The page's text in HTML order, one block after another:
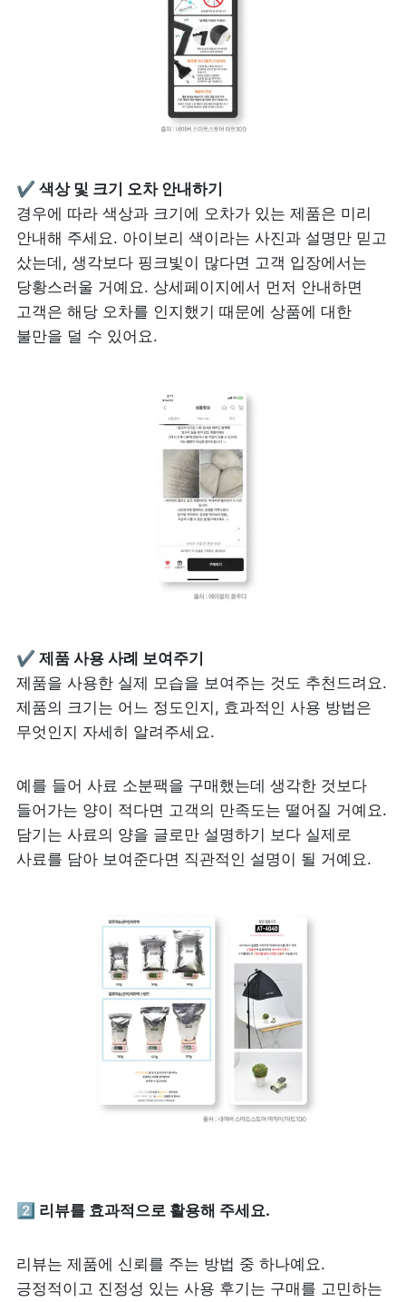
경우에 따라 색상과 크기에 오차가 있는 제품은 미리
안내해 주세요. 아이보리 색이라는 사진과 설명만 믿고
샀는데, 생각보다 핑크빛이 많다면 고객 입장에서는
당황스러울 거예요. 상세페이지에서 먼저 안내하면
고객은 해당 오차를 인지했기 때문에 상품에 대한
불만을 덜 수 있어요.
제품을 사용한 실제 모습을 보여주는 것도 추천드려요.
제품의 크기는 어느 정도인지, 효과적인 사용 방법은
무엇인지 자세히 알려주세요.
예를 들어 사료 소분팩을 구매했는데 생각한 것보다
들어가는 양이 적다면 고객의 만족도는 떨어질 거예요.
담기는 사료의 양을 글로만 설명하기 보다 실제로
사료를 담아 보여준다면 직관적인 설명이 될 거예요.
2️⃣ 리뷰를 효과적으로 활용해 주세요.
리뷰는 제품에 신뢰를 주는 방법 중 하나예요.
긍정적이고 진정성 있는 사용 후기는 구매를 고민하는